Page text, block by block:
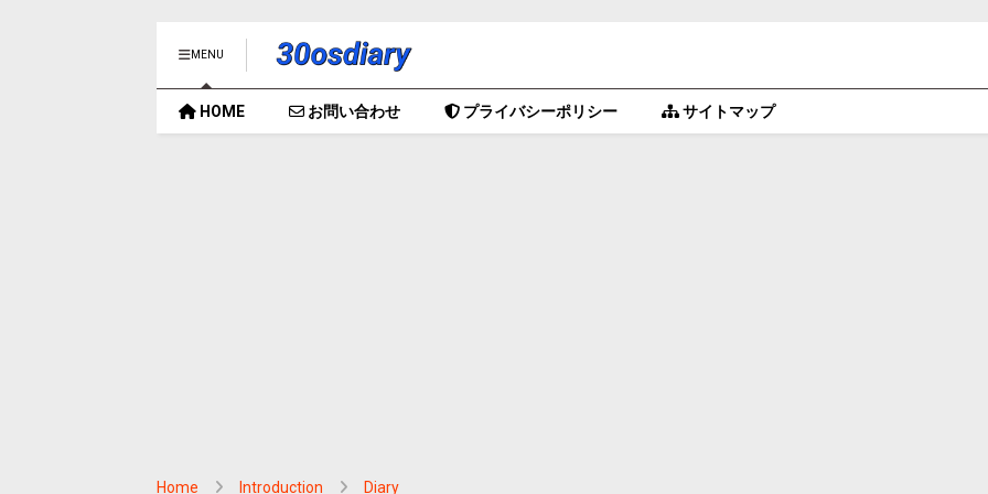
MENU
HOME お問い合わせ プライバシーポリシー サイトマップ
Home Introduction Diary